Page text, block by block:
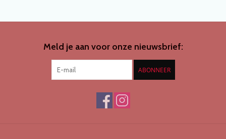
Meld je aan voor onze nieuwsbrief:
ABONNEER